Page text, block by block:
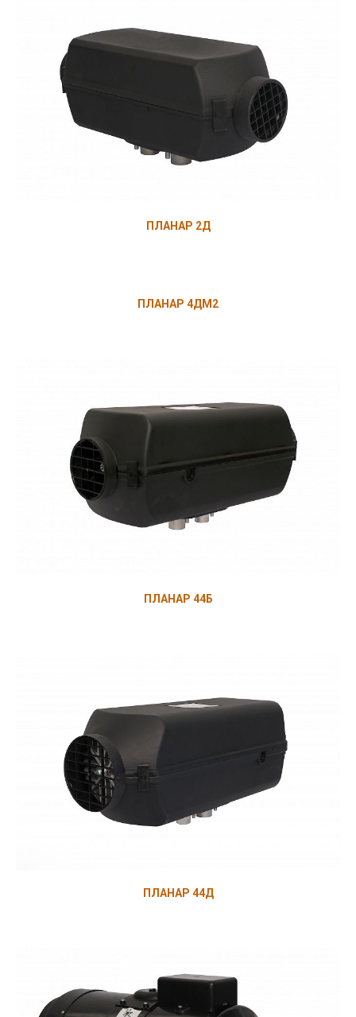
ПЛАНАР 2Д
ПЛАНАР 4ДМ2
ПЛАНАР 44Б
ПЛАНАР 44Д